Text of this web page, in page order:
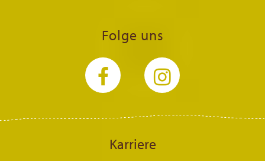
Folge uns
Karriere